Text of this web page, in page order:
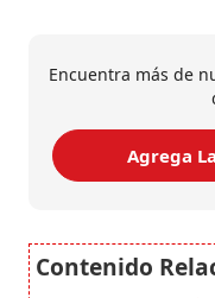
Encuentra más de
Agrega